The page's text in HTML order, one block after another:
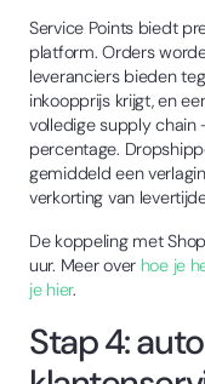
Service Points biedt
platform. Orders
leveranciers bieden
inkoopprijs krijgt, en
volledige supply chain
percentage.
gemiddeld een
verkorting van
De koppeling met
uur. Meer over hoe je
je hier.
Stap 4: